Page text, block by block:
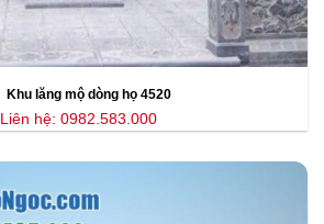
Khu lăng mộ dòng họ 4520
Liên hệ: 0982.583.000